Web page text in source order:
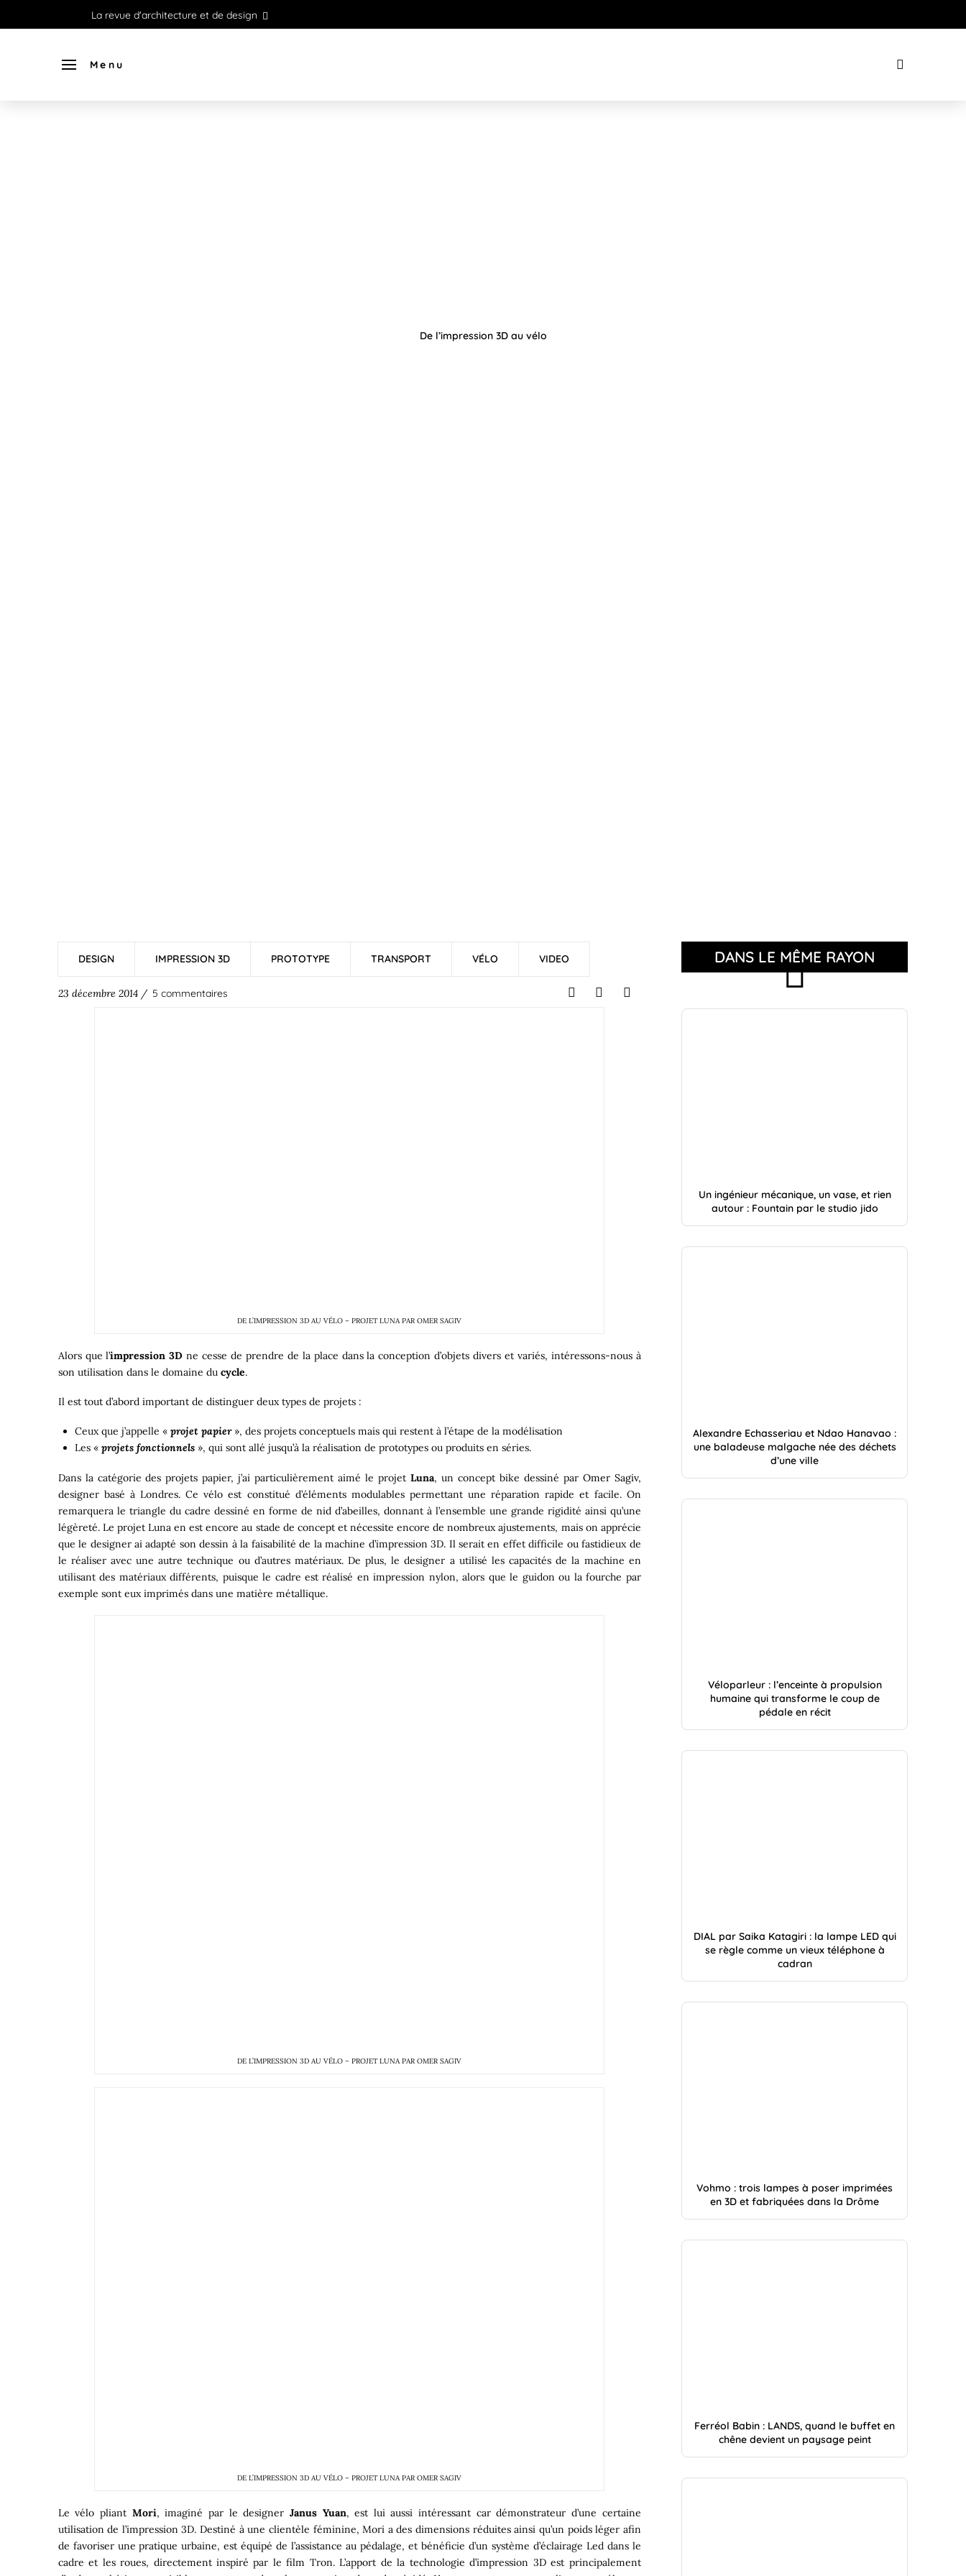
La revue d'architecture et de design
Menu
De l’impression 3D au vélo
DESIGN IMPRESSION 3D PROTOTYPE TRANSPORT VÉLO VIDEO
23 décembre 2014 / 5 commentaires
DE L’IMPRESSION 3D AU VÉLO – PROJET LUNA PAR OMER SAGIV
Alors que l’impression 3D ne cesse de prendre de la place dans la conception d’objets divers et variés, intéressons-nous à
son utilisation dans le domaine du cycle.
Il est tout d’abord important de distinguer deux types de projets :
Ceux que j’appelle « projet papier», des projets conceptuels mais qui restent à l’étape de la modélisation
Les « projets fonctionnels », qui sont allé jusqu’à la réalisation de prototypes ou produits en séries.
Dans la catégorie des projets papier, j’ai particulièrement aimé le projetLuna, un concept bike dessiné par Omer Sagiv,
designer basé à Londres. Ce vélo est constitué d’éléments modulables permettant une réparation rapide et facile. On
remarquera le triangle du cadre dessiné en forme de nid d’abeilles, donnant à l’ensemble une grande rigidité ainsi qu’une
légèreté. Le projet Luna en est encore au stade de concept et nécessite encore de nombreux ajustements, mais on apprécie
que le designer ai adapté son dessin à la faisabilité de la machine d’impression 3D. Il serait en effet difficile ou fastidieux de
le réaliser avec une autre technique ou d’autres matériaux. De plus, le designer a utilisé les capacités de la machine en
utilisant des matériaux différents, puisque le cadre est réalisé en impression nylon, alors que le guidon ou la fourche par
exemple sont eux imprimés dans une matière métallique.
DE L’IMPRESSION 3D AU VÉLO – PROJET LUNA PAR OMER SAGIV
DE L’IMPRESSION 3D AU VÉLO – PROJET LUNA PAR OMER SAGIV
Le vélo pliant Mori, imaginé par le designer Janus Yuan, est lui aussi intéressant car démonstrateur d’une certaine
utilisation de l’impression 3D. Destiné à une clientèle féminine, Mori a des dimensions réduites ainsi qu’un poids léger afin
de favoriser une pratique urbaine, est équipé de l’assistance au pédalage, et bénéficie d’un système d’éclairage Led dans le
cadre et les roues, directement inspiré par le film Tron. L’apport de la technologie d’impression 3D est principalement
DANS LE MÊME RAYON
Un ingénieur mécanique, un vase, et rien
autour : Fountain par le studio jido
Alexandre Echasseriau et Ndao Hanavao :
une baladeuse malgache née des déchets
d’une ville
Véloparleur : l’enceinte à propulsion
humaine qui transforme le coup de
pédale en récit
DIAL par Saika Katagiri : la lampe LED qui
se règle comme un vieux téléphone à
cadran
Vohmo : trois lampes à poser imprimées
en 3D et fabriquées dans la Drôme
Ferréol Babin : LANDS, quand le buffet en
chêne devient un paysage peint